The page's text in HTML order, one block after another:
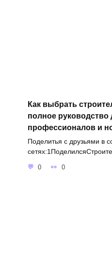
Как выбрать
полное руководство
профессионалов и
Поделитья с друзьями в
0 0